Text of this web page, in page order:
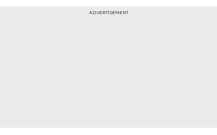
ADVERTISEMENT